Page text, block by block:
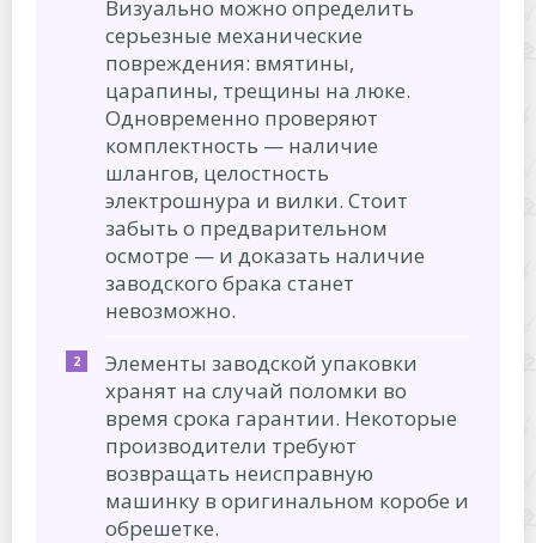
Визуально можно определить
серьезные механические
повреждения: вмятины,
царапины, трещины на люке.
Одновременно проверяют
комплектность — наличие
шлангов, целостность
электрошнура и вилки. Стоит
забыть о предварительном
осмотре — и доказать наличие
заводского брака станет
невозможно.
Элементы заводской упаковки
хранят на случай поломки во
время срока гарантии. Некоторые
производители требуют
возвращать неисправную
машинку в оригинальном коробе и
обрешетке.